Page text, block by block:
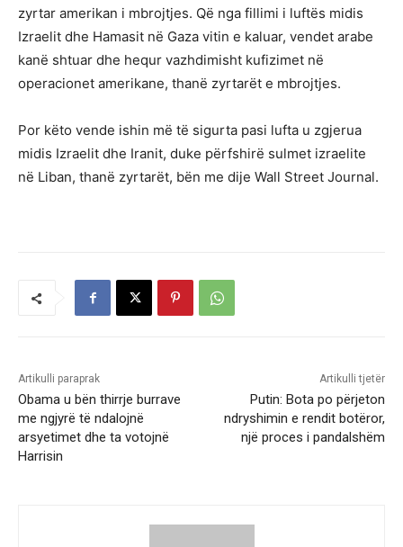
zyrtar amerikan i mbrojtjes. Që nga fillimi i luftës midis
Izraelit dhe Hamasit në Gaza vitin e kaluar, vendet arabe
kanë shtuar dhe hequr vazhdimisht kufizimet në
operacionet amerikane, thanë zyrtarët e mbrojtjes.
Por këto vende ishin më të sigurta pasi lufta u zgjerua
midis Izraelit dhe Iranit, duke përfshirë sulmet izraelite
në Liban, thanë zyrtarët, bën me dije Wall Street Journal.
Artikulli paraprak
Obama u bën thirrje burrave
me ngjyrë të ndalojnë
arsyetimet dhe ta votojnë
Harrisin
Artikulli tjetër
Putin: Bota po përjeton
ndryshimin e rendit botëror,
një proces i pandalshëm